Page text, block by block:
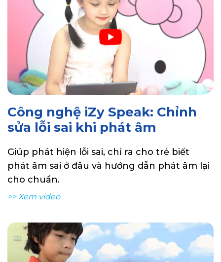
Công nghệ iZy Speak: Chỉnh
sửa lỗi sai khi phát âm
Giúp phát hiện lỗi sai, chỉ ra cho trẻ biết
phát âm sai ở đâu và hướng dẫn phát âm lại
cho chuẩn.
>> Xem video